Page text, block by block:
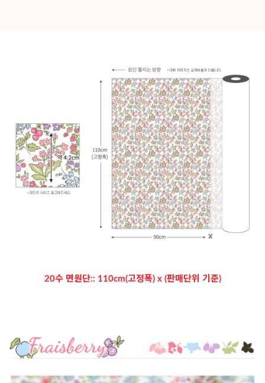
20수 면원단:: 110cm(고정폭) x (판매단위 기준)